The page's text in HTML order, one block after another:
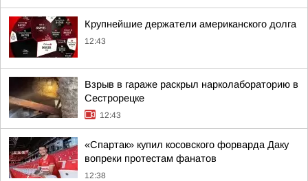
Крупнейшие держатели американского долга
12:43
Взрыв в гараже раскрыл нарколабораторию в
Сестрорецке
12:43
«Спартак» купил косовского форварда Даку
вопреки протестам фанатов
12:38